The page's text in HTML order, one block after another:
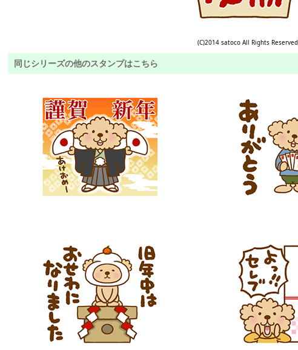
(C)2014 satoco All Rights Reserved
同じシリーズの他のスタンプはこちら